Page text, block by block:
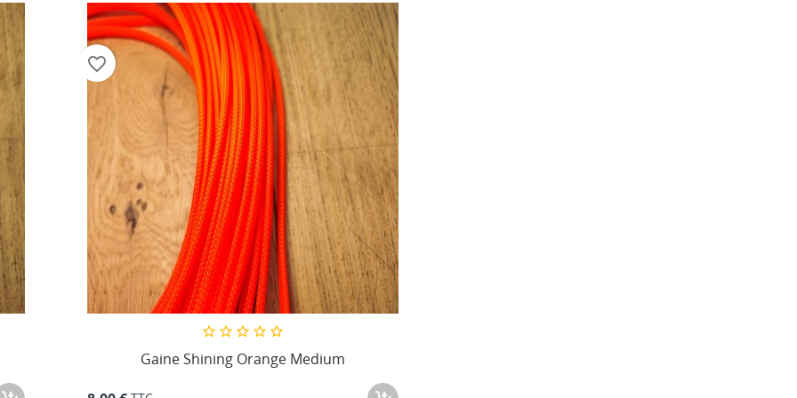
Gaine Shining Orange Medium
favorite_border